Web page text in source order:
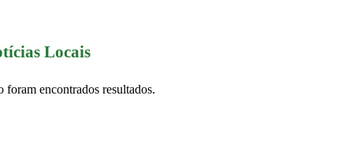
Locais
foram encontrados resultados.